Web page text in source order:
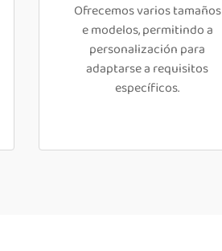
Ofrecemos varios tamaños
e modelos, permitindo a
personalización para
adaptarse a requisitos
específicos.